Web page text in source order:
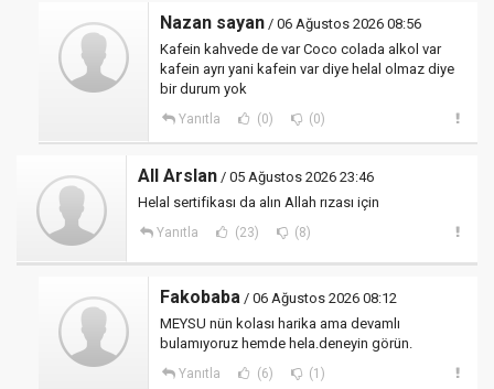
Nazan sayan / 06 Ağustos 2026 08:56
Kafein kahvede de var Coco colada alkol var
kafein ayrı yani kafein var diye helal olmaz diye
bir durum yok
Yanıtla (0) (0)
All Arslan / 05 Ağustos 2026 23:46
Helal sertifikası da alın Allah rızası için
Yanıtla (23) (8)
Fakobaba / 06 Ağustos 2026 08:12
MEYSU nün kolası harika ama devamlı
bulamıyoruz hemde hela.deneyin görün.
Yanıtla (6) (1)